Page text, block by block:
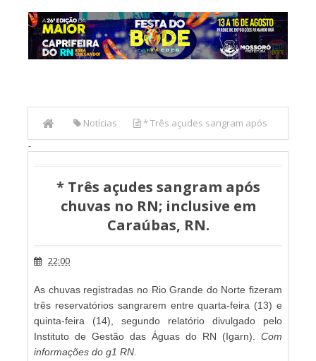
Notícias * Três açudes sangram após
chuvas no RN; inclusive em Caraúbas, RN.
-
* Três açudes sangram após
chuvas no RN; inclusive em
Caraúbas, RN.
22:00
As chuvas registradas no Rio Grande do Norte fizeram
três reservatórios sangrarem entre quarta-feira (13) e
quinta-feira (14), segundo relatório divulgado pelo
Instituto de Gestão das Águas do RN (Igarn). Com
informações do g1 RN.